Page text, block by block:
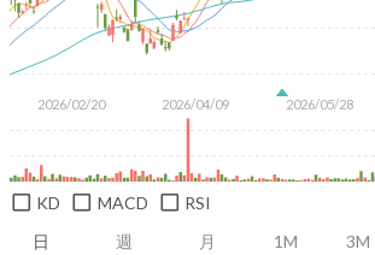
日 週 月 1M 3M
2026/02/20 2026/04/09 2026/05/28
KD MACD RSI